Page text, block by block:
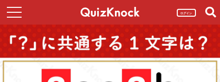
ログイン